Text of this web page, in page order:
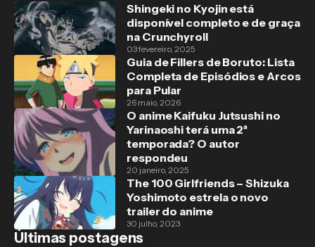
Shingeki no Kyojin está
disponível completo e de graça
na Crunchyroll
03 fevereiro, 2025
Guia de Fillers de Boruto: Lista
Completa de Episódios e Arcos
para Pular
26 maio, 2026
O anime Kaifuku Jutsushi no
Yarinaoshi terá uma 2ª
temporada? O autor
respondeu
20 janeiro, 2025
The 100 Girlfriends – Shizuka
Yoshimoto estrela o novo
trailer do anime
30 julho, 2023
Últimas postagens